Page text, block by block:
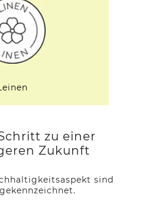
zu einer
Zukunft
sind